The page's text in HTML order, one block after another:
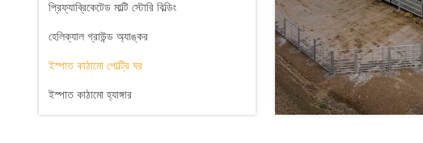
প্রিফ্যাব্রিকেটেড মাল্টি স্টোরি বিল্ডিং
হেলিক্যাল গ্রাউন্ড অ্যাঙ্কর
ইস্পাত কাঠামো পোল্ট্রি ঘর
ইস্পাত কাঠামো হ্যাঙ্গার